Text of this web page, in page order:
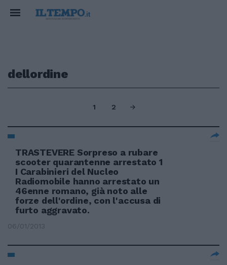
dellordine
1 2
TRASTEVERE Sorpreso a rubare
scooter quarantenne arrestato 1
I Carabinieri del Nucleo
Radiomobile hanno arrestato un
46enne romano, già noto alle
forze dell'ordine, con l'accusa di
furto aggravato.
06/01/2013